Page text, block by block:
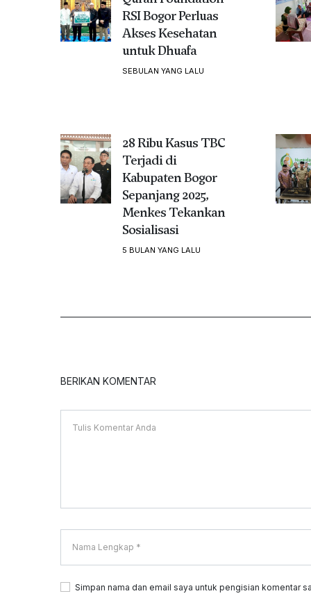
RSI Bogor Perluas
Akses Kesehatan
untuk Dhuafa
SEBULAN YANG LALU
28 Ribu Kasus TBC
Terjadi di
Kabupaten Bogor
Sepanjang 2025,
Menkes Tekankan
Sosialisasi
5 BULAN YANG LALU
BERIKAN KOMENTAR
Simpan nama dan email saya untuk pengisian komentar